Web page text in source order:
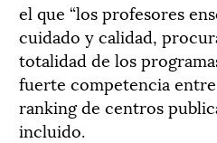
el que “los profesores
cuidado y calidad,
totalidad de los
fuerte competencia
ranking de centros
incluido.